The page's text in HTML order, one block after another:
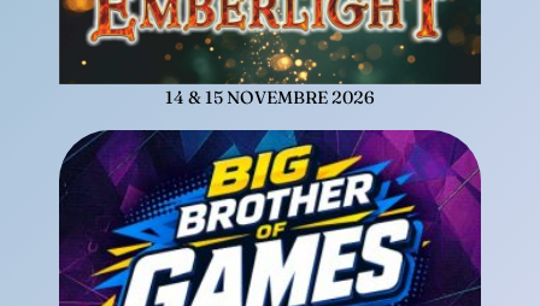
14 & 15 NOVEMBRE 2026